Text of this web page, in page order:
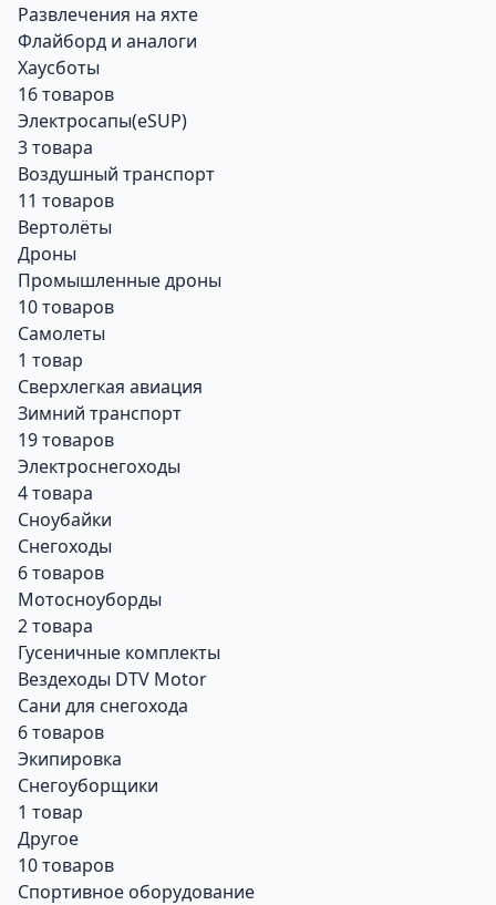
Развлечения на яхте
Флайборд и аналоги
Хаусботы
16 товаров
Электросапы(eSUP)
3 товара
Воздушный транспорт
11 товаров
Вертолёты
Дроны
Промышленные дроны
10 товаров
Самолеты
1 товар
Сверхлегкая авиация
Зимний транспорт
19 товаров
Электроснегоходы
4 товара
Сноубайки
Снегоходы
6 товаров
Мотосноуборды
2 товара
Гусеничные комплекты
Вездеходы DTV Motor
Сани для снегохода
6 товаров
Экипировка
Снегоуборщики
1 товар
Другое
10 товаров
Спортивное оборудование